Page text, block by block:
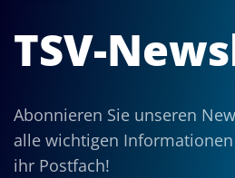
TSV-
Abonnieren Sie unseren
alle wichtigen
ihr Postfach!